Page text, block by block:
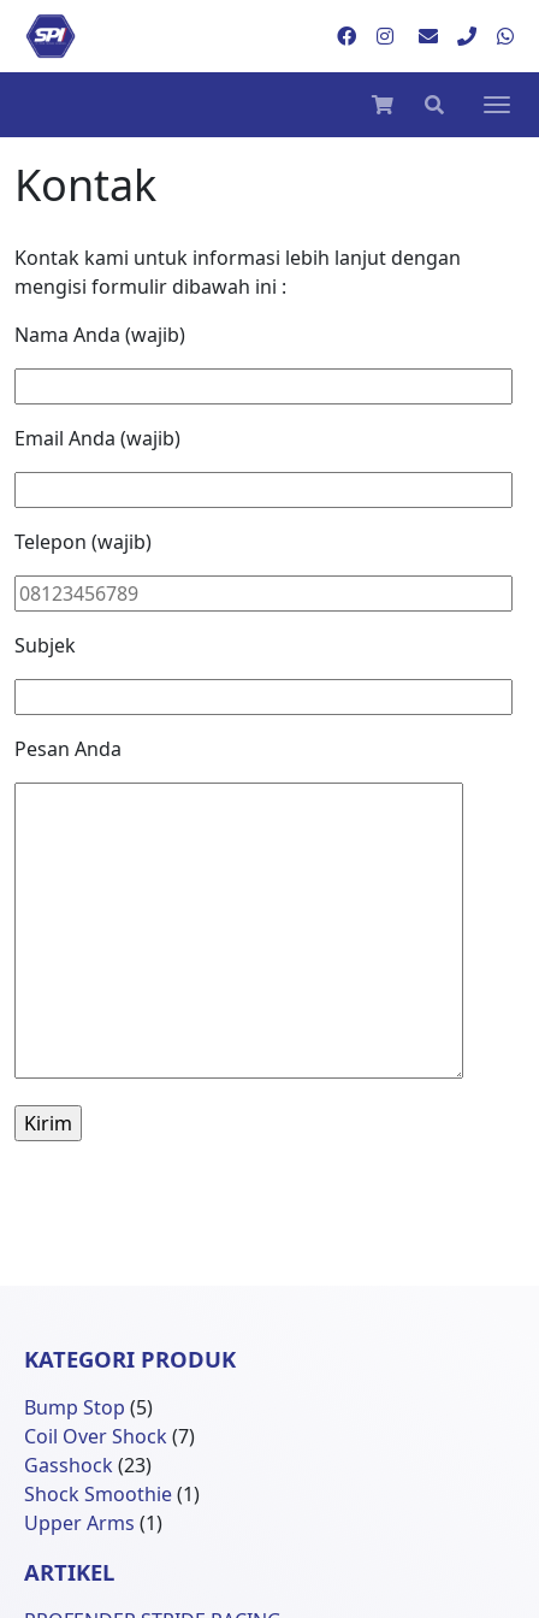
Kontak
Kontak kami untuk informasi lebih lanjut dengan
mengisi formulir dibawah ini :
Nama Anda (wajib)
Email Anda (wajib)
Telepon (wajib)
Subjek
Pesan Anda
KATEGORI PRODUK
Bump Stop 55
Produk
Coil Over Shock 77
Gasshock 2323
Produk
Shock Smoothie 11
Upper Arms 11
ARTIKEL